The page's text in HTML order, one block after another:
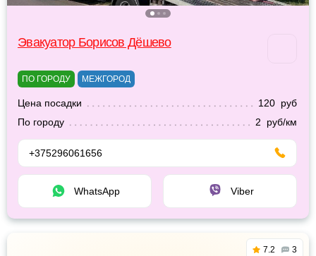
Эвакуатор Борисов Дёшево
ПО ГОРОДУ МЕЖГОРОД
Цена посадки
120 руб
По городу
2 руб/км
+375296061656
WhatsApp Viber
7.2 3